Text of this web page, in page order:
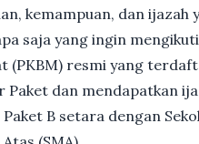
kemampuan, dan ijazah
saja yang ingin
(PKBM) resmi yang
Paket dan mendapatkan
Paket B setara dengan